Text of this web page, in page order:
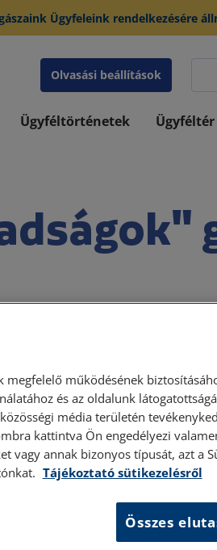
Ügyfeleink rendelkezésére
Olvasási beállítások
Ügyféltörténetek Ügyféltér
telefonon történő előzetes
érhető el.
működésének
és az oldalunk
média területén
kattintva Ön engedélyezi
vagy annak bizonyos típusát, azt a
Tájékoztató sütikezelésről
Összes